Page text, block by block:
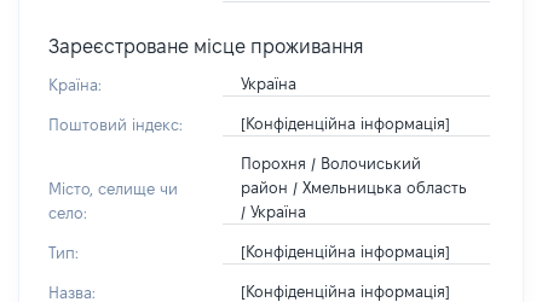
Зареєстроване місце проживання
Країна: Україна
Поштовий індекс: [Конфіденційна інформація]
Місто, селище чи
село:
Порохня / Волочиський
район / Хмельницька область
/ Україна
Тип: [Конфіденційна інформація]
Назва: [Конфіденційна інформація]